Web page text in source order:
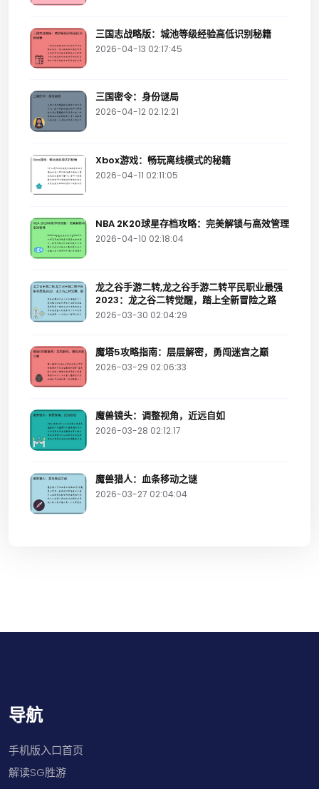
三国志战略版：城池等级经验高低识别秘籍
2026-04-13 02:17:45
三国密令：身份谜局
2026-04-12 02:12:21
Xbox游戏：畅玩离线模式的秘籍
2026-04-11 02:11:05
NBA 2K20球星存档攻略：完美解锁与高效管理
2026-04-10 02:18:04
龙之谷手游二转,龙之谷手游二转平民职业最强
2023：龙之谷二转觉醒，踏上全新冒险之路
2026-03-30 02:04:29
魔塔5攻略指南：层层解密，勇闯迷宫之巅
2026-03-29 02:06:33
魔兽镜头：调整视角，近远自如
2026-03-28 02:12:17
魔兽猎人：血条移动之谜
2026-03-27 02:04:04
导航
手机版入口首页
解读SG胜游